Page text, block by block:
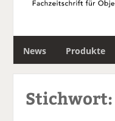
News Produkte
Stichwort: